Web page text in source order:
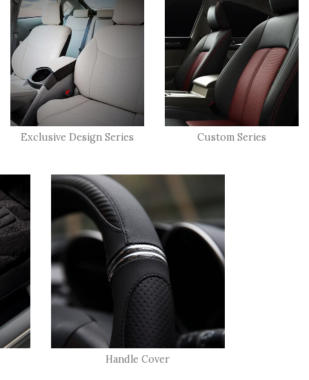
Exclusive Design Series Custom Series
Handle Cover